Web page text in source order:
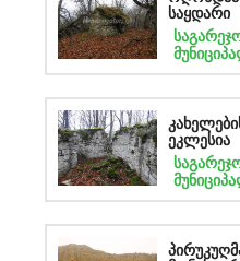
საყდარი
ეკლესია